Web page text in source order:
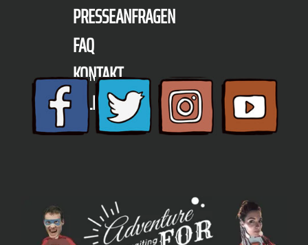
PRESSEANFRAGEN
FAQ
KONTAKT
TELEFON